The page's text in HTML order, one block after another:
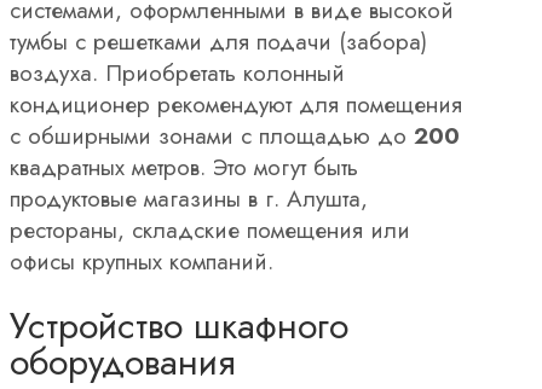
системами, оформленными в виде высокой
тумбы с решетками для подачи (забора)
воздуха. Приобретать колонный
кондиционер рекомендуют для помещения
с обширными зонами с площадью до 200
квадратных метров. Это могут быть
продуктовые магазины в г. Алушта,
рестораны, складские помещения или
офисы крупных компаний.
Устройство шкафного
оборудования